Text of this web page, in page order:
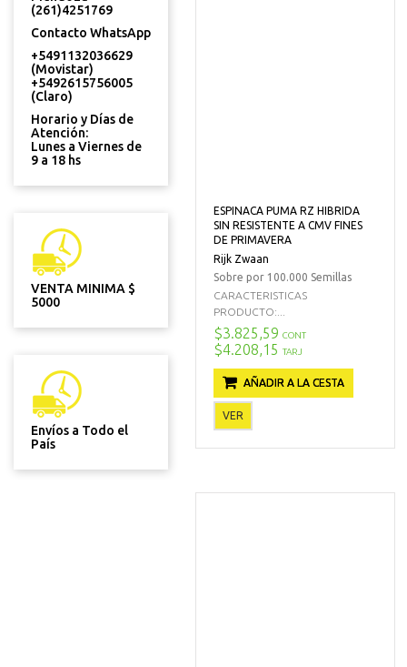
(261)4251769
Contacto WhatsApp
+5491132036629
(Movistar)
+5492615756005
(Claro)
Horario y Días de
Atención:
Lunes a Viernes de
9 a 18 hs
VENTA MINIMA $
5000
Envíos a Todo el
País
ESPINACA PUMA RZ HIBRIDA
SIN RESISTENTE A CMV FINES
DE PRIMAVERA
Rijk Zwaan
Sobre por 100.000 Semillas
CARACTERISTICAS
PRODUCTO:...
$3.825,59 CONT
$4.208,15 TARJ
AÑADIR A LA CESTA
VER